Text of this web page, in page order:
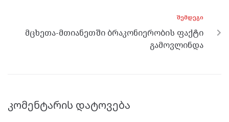
ᲨᲔᲛᲓᲔᲒᲘ
მცხეთა-მთიანეთში ბრაკონიერობის ფაქტი
გამოვლინდა
კომენტარის დატოვება